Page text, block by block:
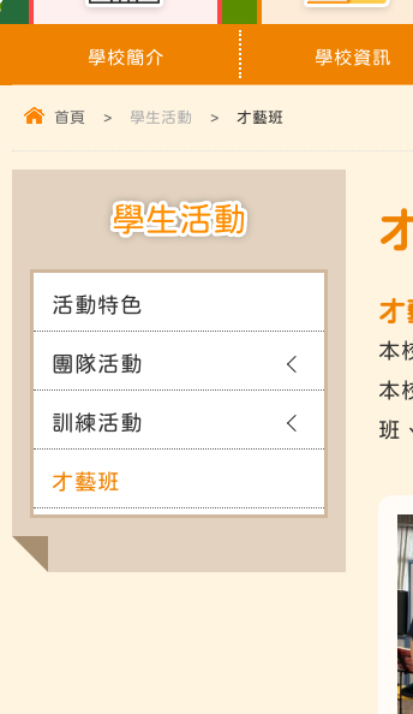
學校簡介 學校資訊
首頁 > 學生活動 > 才藝班
才
本
本
班
學生活動
活動特色
團隊活動
訓練活動
才藝班